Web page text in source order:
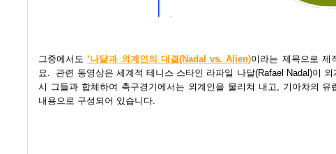
그중에서도 ‘나달과 외계인의 대결(Nadal vs. Alien)이라는 제목으로 제
요. 관련 동영상은 세계적 테니스 스타인 라파일 나달(Rafael Nadal)이
시 그들과 합체하여 축구경기에서는 외계인을 물리쳐 내고, 기아차의
내용으로 구성되어 있습니다.